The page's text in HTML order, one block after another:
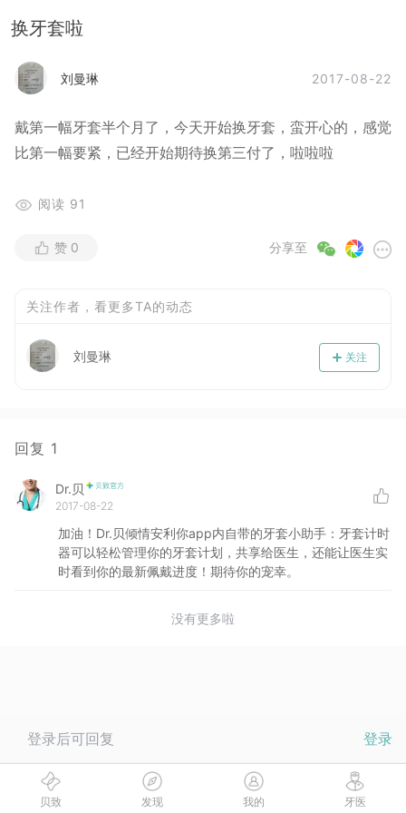
换牙套啦
刘曼琳 2017-08-22
戴第一幅牙套半个月了，今天开始换牙套，蛮开心的，感觉
比第一幅要紧，已经开始期待换第三付了，啦啦啦
阅读 91
分享至
赞 0
关注作者，看更多TA的动态
关注
刘曼琳
回复 1
Dr.贝
2017-08-22
加油！Dr.贝倾情安利你app内自带的牙套小助手：牙套计时
器可以轻松管理你的牙套计划，共享给医生，还能让医生实
时看到你的最新佩戴进度！期待你的宠幸。
没有更多啦
登录后可回复 登录
贝致 发现 我的 牙医